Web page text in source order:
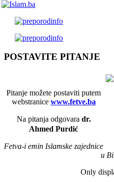
POSTAVITE PITANJE
Pitanje možete postaviti putem
webstranice www.fetve.ba
Na pitanja odgovara dr.
Ahmed Purdić
Fetva-i emin Islamske zajednice
u
Only